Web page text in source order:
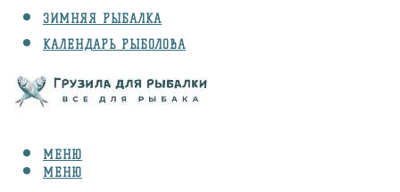
ЗИМНЯЯ РЫБАЛКА
КАЛЕНДАРЬ РЫБОЛОВА
СНАРЯЖЕНИЕ
МЕНЮ
МЕНЮ